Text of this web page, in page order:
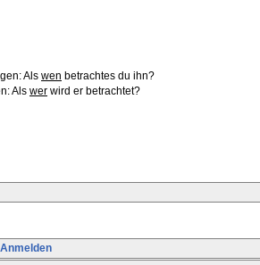
Als wen betrachtes du ihn?
Als wer wird er betrachtet?
Anmelden